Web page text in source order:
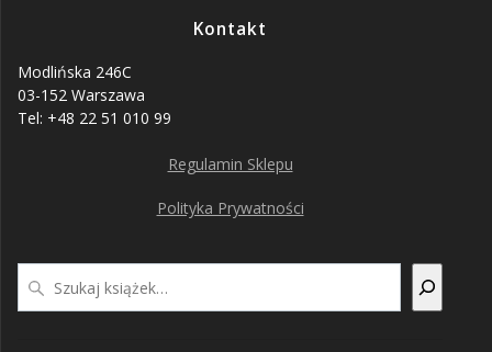
Kontakt
Modlińska 246C
03-152 Warszawa
Tel: +48 22 51 010 99
Regulamin Sklepu
Polityka Prywatności